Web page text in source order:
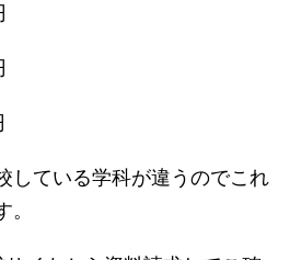
している学科が違うのでこれ